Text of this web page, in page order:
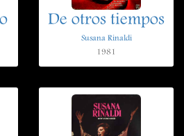
De otros tiempos
Susana Rinaldi
1981